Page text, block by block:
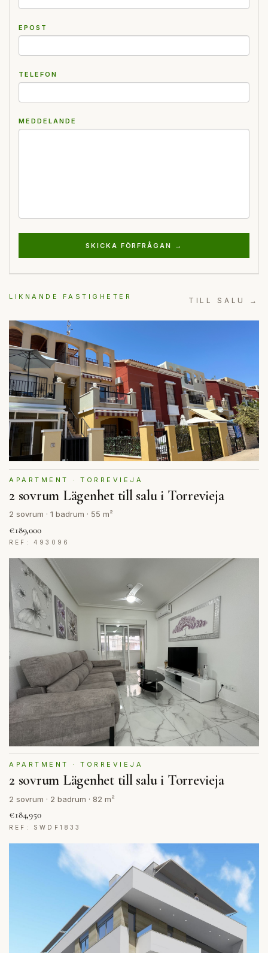
EPOST
TELEFON
MEDDELANDE
SKICKA FÖRFRÅGAN →
LIKNANDE FASTIGHETER TILL SALU →
APARTMENT · TORREVIEJA
2 sovrum Lägenhet till salu i Torrevieja
2 sovrum · 1 badrum · 55 m²
€189,000
REF: 493096
APARTMENT · TORREVIEJA
2 sovrum Lägenhet till salu i Torrevieja
2 sovrum · 2 badrum · 82 m²
€184,950
REF: SWDF1833